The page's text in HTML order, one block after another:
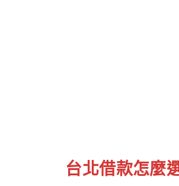
台北借款怎麼